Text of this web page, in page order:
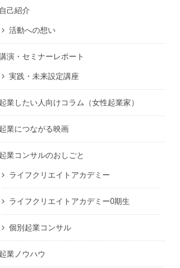
自己紹介
活動への想い
演・セミナーレポート
実践・未来設定講座
起業したい人向けコラム（女性起業家）
起業につながる映画
起業コンサルのおしごと
ライフクリエイトアカデミー
ライフクリエイトアカデミー0期生
個別起業コンサル
起業ノウハウ